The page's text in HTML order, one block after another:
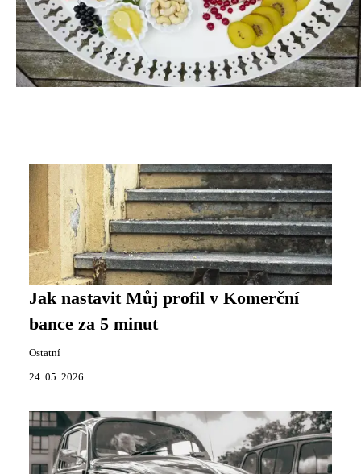
Jak nastavit Můj profil v Komerční
bance za 5 minut
Ostatní
24. 05. 2026